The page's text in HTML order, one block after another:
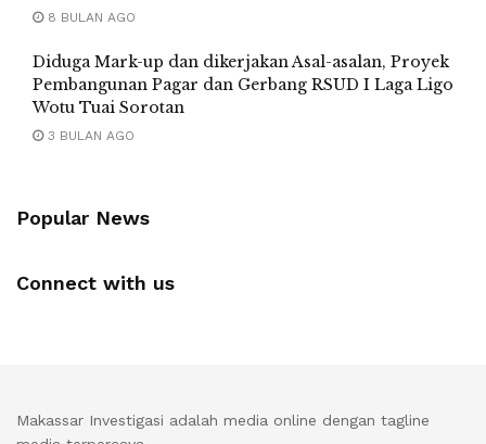
8 BULAN AGO
Diduga Mark-up dan dikerjakan Asal-asalan, Proyek
Pembangunan Pagar dan Gerbang RSUD I Laga Ligo
Wotu Tuai Sorotan
3 BULAN AGO
Popular News
Connect with us
Makassar Investigasi adalah media online dengan tagline